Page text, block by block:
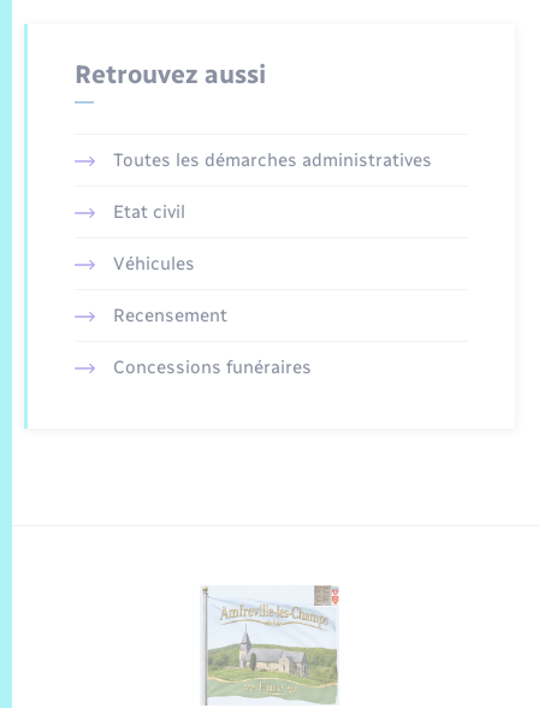
Retrouvez aussi
Toutes les démarches administratives
Etat civil
Véhicules
Recensement
Concessions funéraires